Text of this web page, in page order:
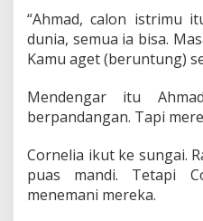
“Ahmad, calon istrimu
dunia, semua ia bisa.
Kamu aget (beruntung)
Mendengar itu
berpandangan. Tapi
Cornelia ikut ke sungai.
puas mandi. Tetapi
menemani mereka.